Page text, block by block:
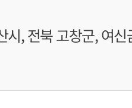
, 전북 고창군, 여신